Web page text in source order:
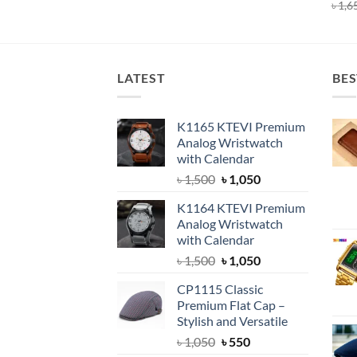
৳
LATEST
K1165 KTEVI Premium
Analog Wristwatch
with Calendar
৳1,500 Original
was:
৳ 1,500.
৳1,050Current
is:
৳ 1,050.
K1164 KTEVI Premium
Analog Wristwatch
with Calendar
৳1,500 Original
was:
৳ 1,500.
৳1,050Current
is:
৳ 1,050.
CP1115 Classic
Premium Flat Cap –
Stylish and Versatile
৳1,050 Original
৳550Current